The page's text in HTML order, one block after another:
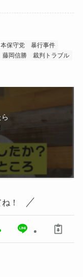
本保守党
暴行事件
藤岡信勝
裁判トラブル
！